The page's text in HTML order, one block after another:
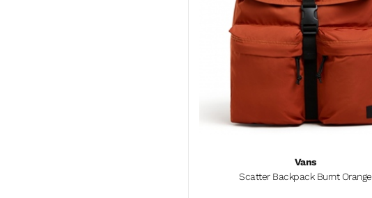
Vans
Scatter Backpack Burnt Orange